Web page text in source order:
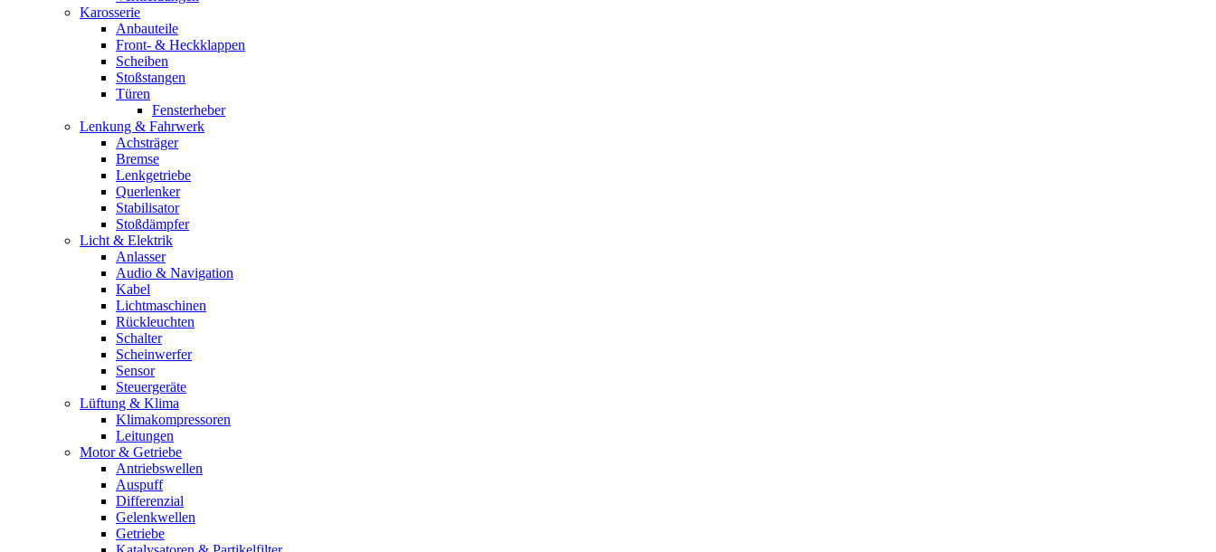
Karosserie
Anbauteile
Front- & Heckklappen
Scheiben
Stoßstangen
Türen
Fensterheber
Lenkung & Fahrwerk
Achsträger
Bremse
Lenkgetriebe
Querlenker
Stabilisator
Stoßdämpfer
Licht & Elektrik
Anlasser
Audio & Navigation
Kabel
Lichtmaschinen
Rückleuchten
Schalter
Scheinwerfer
Sensor
Steuergeräte
Lüftung & Klima
Klimakompressoren
Leitungen
Motor & Getriebe
Antriebswellen
Auspuff
Differenzial
Gelenkwellen
Getriebe